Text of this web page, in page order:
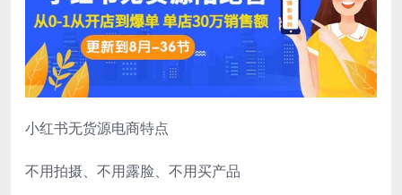
小红书无货源电商特点
不用拍摄、不用露脸、不用买产品